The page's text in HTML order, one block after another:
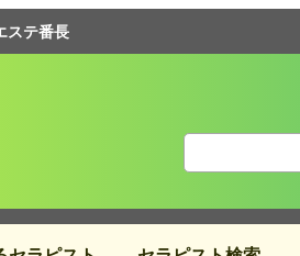
ステ番長